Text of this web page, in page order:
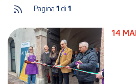
Pagina 1 di 1
14